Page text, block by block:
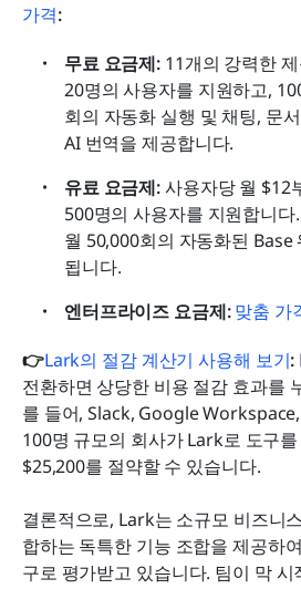
가격:
무료 요금제: 11개의 강력한
20명의 사용자를 지원하고,
회의 자동화 실행 및 채팅, 문
AI 번역을 제공합니다.
유료 요금제: 사용자당 월 $12
500명의 사용자를 지원합니
월 50,000회의 자동화된
됩니다.
엔터프라이즈 요금제: 맞춤 가
👉Lark의 절감 계산기 사용해 보기:
전환하면 상당한 비용 절감 효과를
를 들어, Slack, Google
100명 규모의 회사가 Lark로 도구
$25,200를 절약할 수 있습니다.
결론적으로, Lark는 소규모 비즈니
합하는 독특한 기능 조합을 제공하
구로 평가받고 있습니다. 팀이 막